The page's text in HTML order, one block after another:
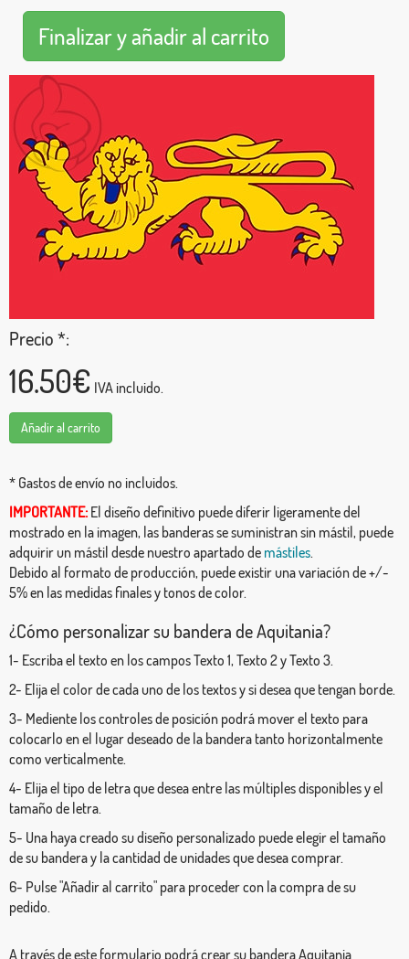
Precio *:
16.50€ IVA incluido.
Añadir al carrito
* Gastos de envío no incluidos.
IMPORTANTE: El diseño definitivo puede diferir ligeramente del
mostrado en la imagen, las banderas se suministran sin mástil, puede
adquirir un mástil desde nuestro apartado de mástiles.
Debido al formato de producción, puede existir una variación de +/-
5% en las medidas finales y tonos de color.
¿Cómo personalizar su bandera de Aquitania?
1- Escriba el texto en los campos Texto 1, Texto 2 y Texto 3.
2- Elija el color de cada uno de los textos y si desea que tengan borde.
3- Mediente los controles de posición podrá mover el texto para
colocarlo en el lugar deseado de la bandera tanto horizontalmente
como verticalmente.
4- Elija el tipo de letra que desea entre las múltiples disponibles y el
tamaño de letra.
5- Una haya creado su diseño personalizado puede elegir el tamaño
de su bandera y la cantidad de unidades que desea comprar.
6- Pulse "Añadir al carrito" para proceder con la compra de su
pedido.
A través de este formulario podrá crear su bandera Aquitania